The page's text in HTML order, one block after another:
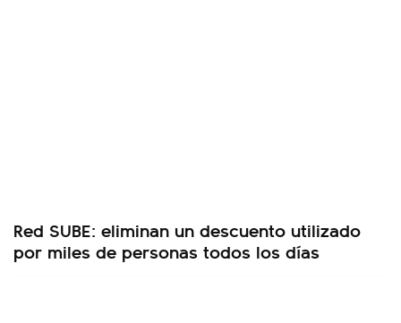
Red SUBE: eliminan un descuento utilizado
por miles de personas todos los días